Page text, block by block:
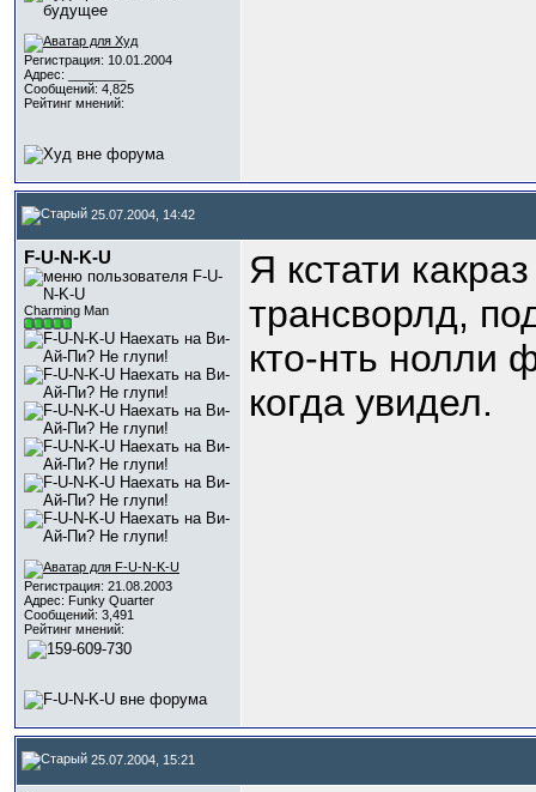
Регистрация: 10.01.2004
Адрес: ________
Сообщений: 4,825
Рейтинг мнений:
25.07.2004, 14:42
F-U-N-K-U
Charming Man
Регистрация: 21.08.2003
Адрес: Funky Quarter
Сообщений: 3,491
Рейтинг мнений:
Я кстати
трансворлд,
кто-нть нолли
когда увидел.
25.07.2004, 15:21